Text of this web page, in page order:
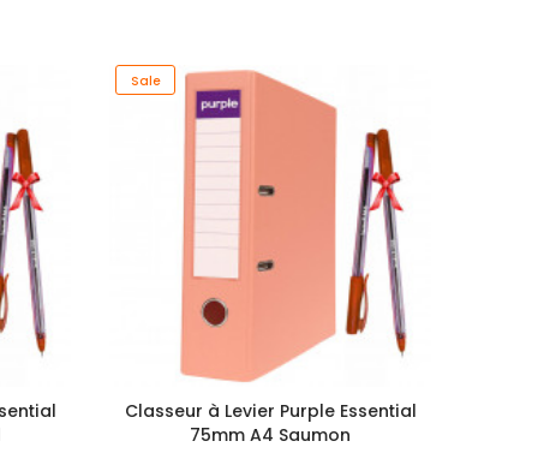
Sale
Classeur à Levier Purple Essential
75mm A4 Saumon